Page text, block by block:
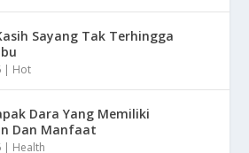
Sayang Tak Terhingga
| Hot
Dara Yang Memiliki
Dan Manfaat
| Health